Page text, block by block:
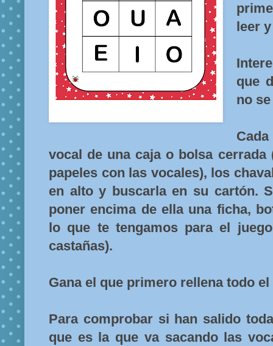
leer
que
no
vocal de una caja o bolsa cerrada
papeles con las vocales), los
en alto y buscarla en su cartón.
poner encima de ella una ficha,
lo que te tengamos para el
castañas).
Gana el que primero rellena todo
Para comprobar si han salido
que es la que va sacando las